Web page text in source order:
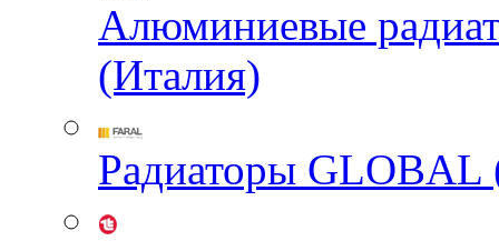
Алюминиевые
(Италия)
Радиаторы GLOBAL